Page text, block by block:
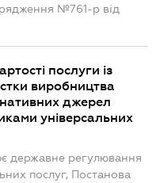
№761-р від
послуги із
виробництва
джерел
універсальних
державне регулювання
послуг, Постанова